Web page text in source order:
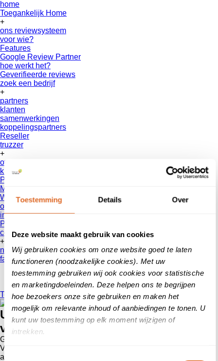
Toestemming Details Over
Deze website maakt gebruik van cookies
Wij gebruiken cookies om onze website goed te laten
functioneren (noodzakelijke cookies). Met uw
toestemming gebruiken wij ook cookies voor statistische
en marketingdoeleinden. Deze helpen ons te begrijpen
hoe bezoekers onze site gebruiken en maken het
mogelijk om relevante inhoud of aanbiedingen te tonen. U
kunt uw toestemming op elk moment wijzigen of
intrekken.
Toestemmingsselectie
home
Toegankelijk Home
+
ons reviewsysteem
voor wie?
Features
Google Review Partner
hoe werkt het?
Geverifieerde reviews
zoek een bedrijf
+
partners
klanten
samenwerkingen
koppelingspartners
Reseller
truzzer
+
over ons
klanten
Patientenvertellen
Mobiliteit
Werken bij
onze reviews
informatie voor consumenten
Privacy Beleid
contact
+
nieuws
faq
Terug
UTS Abbink wint de Erkende project
verhuizer award 2020
Geplaatst op
Verhuisbedrijf
achtereenvolgende jaar bekroond met de titel Erkende Project